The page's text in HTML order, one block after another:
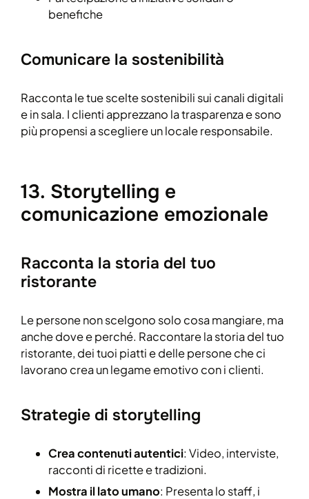
benefiche
Comunicare la sostenibilità
Racconta le tue scelte sostenibili sui canali digitali
e in sala. I clienti apprezzano la trasparenza e sono
più propensi a scegliere un locale responsabile.
13. Storytelling e
comunicazione emozionale
Racconta la storia del tuo
ristorante
Le persone non scelgono solo cosa mangiare, ma
anche dove e perché. Raccontare la storia del tuo
ristorante, dei tuoi piatti e delle persone che ci
lavorano crea un legame emotivo con i clienti.
Strategie di storytelling
Crea contenuti autentici: Video, interviste,
racconti di ricette e tradizioni.
Mostra il lato umano: Presenta lo staff, i